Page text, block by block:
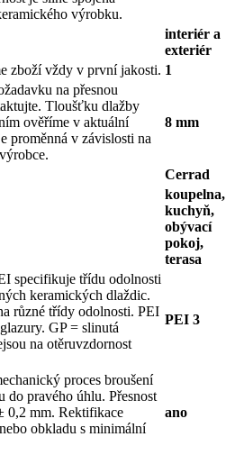
výrobku.
interiér a
exteriér
zboží vždy v první jakosti. 1
na přesnou
Tloušťku dlažby
ověříme v aktuální
proměnná v závislosti na
8 mm
Cerrad
koupelna,
kuchyň,
obývací
pokoj,
terasa
specifikuje třídu odolnosti
keramických dlaždic.
různé třídy odolnosti. PEI
GP = slinutá
na otěruvzdornost
PEI 3
proces broušení
do pravého úhlu. Přesnost
0,2 mm. Rektifikace
obkladu s minimální
ano